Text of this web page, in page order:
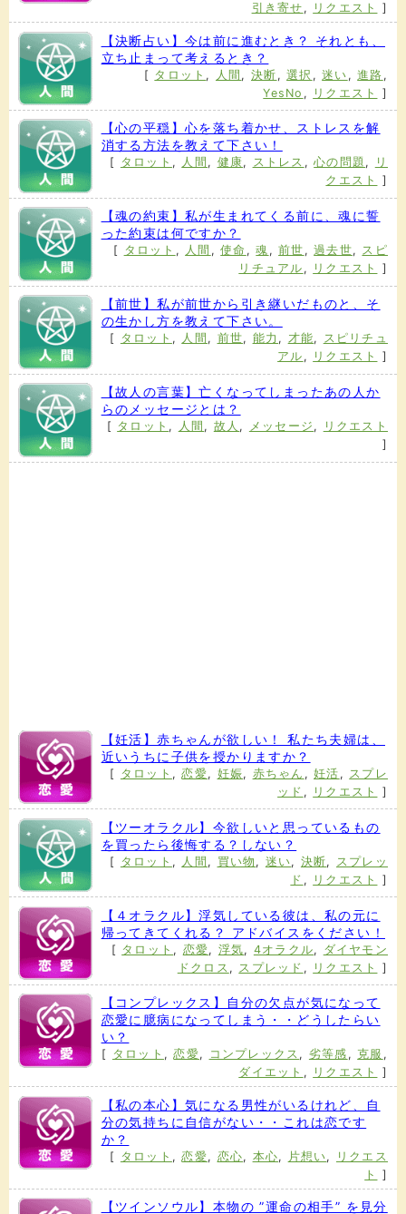
引き寄せ , リクエスト ]
【決断占い】今は前に進むとき？ それとも、
立ち止まって考えるとき？
[ タロット , 人間 ,決断 ,選択 ,迷い ,進路 ,
YesNo , リクエスト ]
【心の平穏】心を落ち着かせ、ストレスを解
消する方法を教えて下さい！
[ タロット , 人間 , 健康, ストレス ,心の問題 ,
リ
クエスト
]
【魂の約束】私が生まれてくる前に、魂に誓
った約束は何ですか？
[ タロット , 人間 ,使命 ,魂 ,前世 ,過去世, スピ
リチュアル , リクエスト ]
【前世】私が前世から引き継いだものと、そ
の生かし方を教えて下さい。
[ タロット , 人間 , 前世, 能力 , 才能, スピリチュ
アル , リクエスト ]
【故人の言葉】亡くなってしまったあの人か
らのメッセージとは？
[ タロット , 人間 , 故人 , メッセージ ,
リクエスト
]
【妊活】赤ちゃんが欲しい！ 私たち夫婦は、
近いうちに子供を授かりますか？
[ タロット ,恋愛, 妊娠, 赤ちゃん ,妊活 , スプレ
ッド , リクエスト ]
【ツーオラクル】今欲しいと思っているもの
を買ったら後悔する？しない？
[ タロット , 人間 , 買い物 , 迷い, 決断,
スプレッ
ド , リクエスト ]
【４オラクル】浮気している彼は、私の元に
帰ってきてくれる？ アドバイスをください！
[ タロット , 恋愛, 浮気, 4オラクル, ダイヤモン
ドクロス , スプレッド , リクエスト ]
【コンプレックス】自分の欠点が気になって
恋愛に臆病になってしまう・・どうしたらい
い？
[ タロット ,恋愛, コンプレックス , 劣等感 ,克服 ,
ダイエット , リクエスト ]
【私の本心】気になる男性がいるけれど、自
分の気持ちに自信がない・・これは恋です
か？
[ タロット ,恋愛, 恋心, 本心, 片想い,
リクエス
ト
]
【ツインソウル】本物の ”運命の相手” を見分